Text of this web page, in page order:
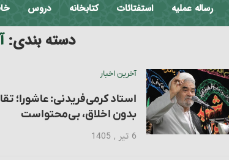
رساله عملیه استفتائات کتابخانه دروس
دسته بندی:
آخرین اخبار
استاد کرمی‌فریدنی: عاشورا؛
بدون اخلاق، بی‌محتواست
6 تیر , 1405